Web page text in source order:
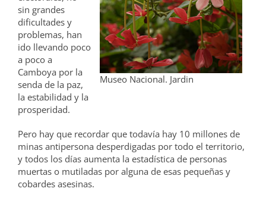
Museo Nacional. Jardin
sin grandes
dificultades y
problemas, han
ido llevando poco
a poco a
Camboya por la
senda de la paz,
la estabilidad y la
prosperidad.
Pero hay que recordar que todavía hay 10 millones de
minas antipersona desperdigadas por todo el territorio,
y todos los días aumenta la estadística de personas
muertas o mutiladas por alguna de esas pequeñas y
cobardes asesinas.